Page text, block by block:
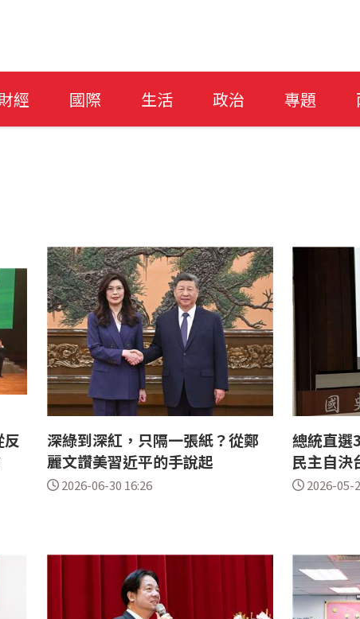
經 國際 生活 政治 專題
反
深綠到深紅，只隔一張紙？從鄭
麗文讚美習近平的手說起
2026-06-30 16:26
總統直選
民主自決
2026-05-